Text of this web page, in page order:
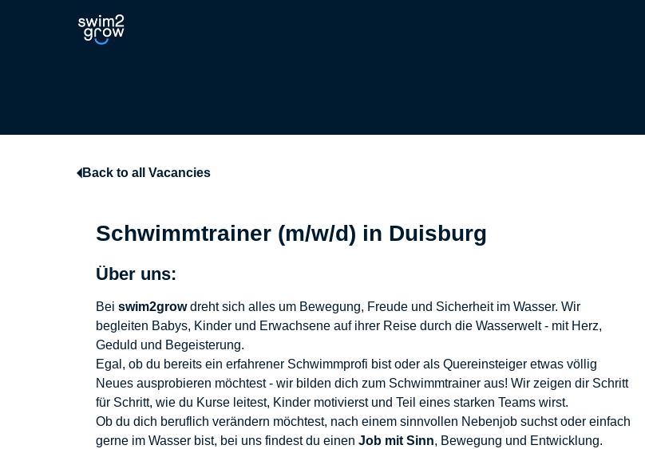
Back to all Vacancies
Schwimmtrainer (m/w/d) in Duisburg
Über uns:
Bei swim2growdreht sich alles um Bewegung, Freude und Sicherheit im Wasser. Wir
begleiten Babys, Kinder und Erwachsene auf ihrer Reise durch die Wasserwelt - mit Herz,
Geduld und Begeisterung.
Egal, ob du bereits ein erfahrener Schwimmprofi bist oder als Quereinsteiger etwas völlig
Neues ausprobieren möchtest - wir bilden dich zum Schwimmtrainer aus! Wir zeigen dir Schritt
für Schritt, wie du Kurse leitest, Kinder motivierst und Teil eines starken Teams wirst.
Ob du dich beruflich verändern möchtest, nach einem sinnvollen Nebenjob suchst oder einfach
gerne im Wasser bist, bei uns findest du einen Job mit Sinn, Bewegung und Entwicklung.